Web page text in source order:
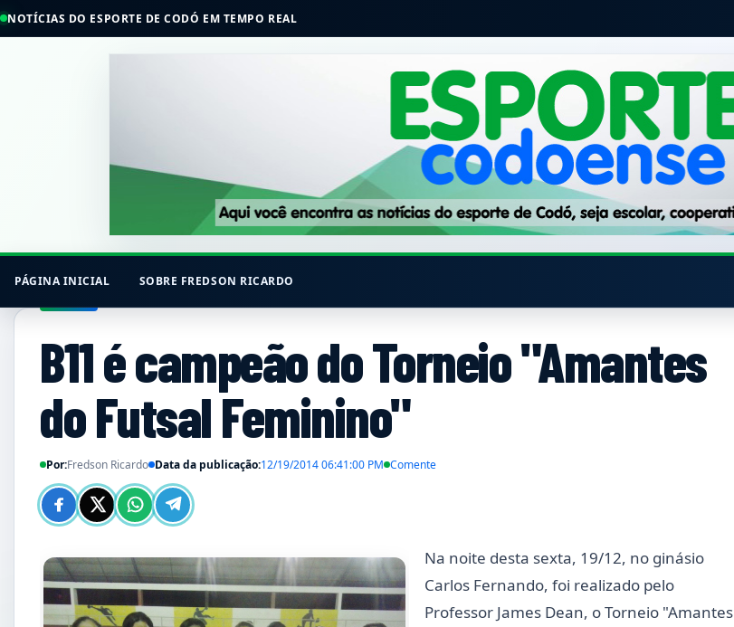
NOTÍCIAS DO ESPORTE DE CODÓ EM TEMPO REAL
PÁGINA INICIAL SOBRE FREDSON RICARDO
B11 é campeão do Torneio "Amantes
do Futsal Feminino"
Por:Fredson Ricardo Data da publicação:12/19/2014 06:41:00 PM Comente
Na noite desta sexta, 19/12, no ginásio
Carlos Fernando, foi realizado pelo
Professor James Dean, o Torneio "Amantes